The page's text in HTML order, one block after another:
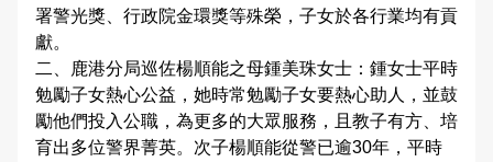
補助公告專區
治安工作會報
內部控制聲明書
署警光獎、行政院金環獎等殊榮，子女於各行業均有貢
獻。
二、鹿港分局巡佐楊順能之母鍾美珠女士：鍾女士平時
勉勵子女熱心公益，她時常勉勵子女要熱心助人，並鼓
勵他們投入公職，為更多的大眾服務，且教子有方、培
育出多位警界菁英。次子楊順能從警已逾30年，平時